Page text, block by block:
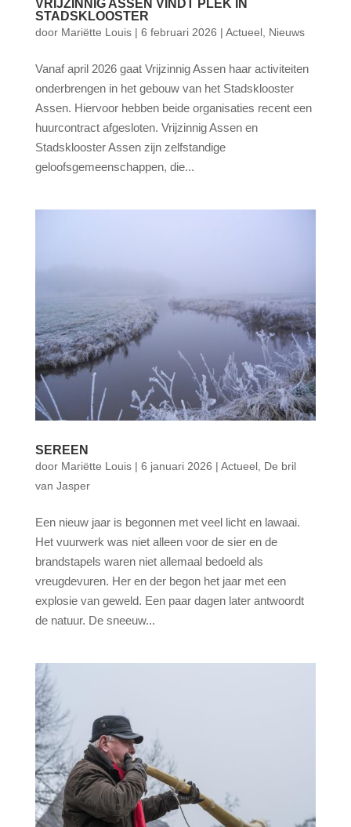
VRIJZINNIG ASSEN VINDT PLEK IN
STADSKLOOSTER
door Mariëtte Louis| 6 februari 2026 | Actueel, Nieuws
Vanaf april 2026 gaat Vrijzinnig Assen haar activiteiten
onderbrengen in het gebouw van het Stadsklooster
Assen. Hiervoor hebben beide organisaties recent een
huurcontract afgesloten. Vrijzinnig Assen en
Stadsklooster Assen zijn zelfstandige
geloofsgemeenschappen, die...
SEREEN
door Mariëtte Louis| 6 januari 2026 | Actueel, De bril
van Jasper
Een nieuw jaar is begonnen met veel licht en lawaai.
Het vuurwerk was niet alleen voor de sier en de
brandstapels waren niet allemaal bedoeld als
vreugdevuren. Her en der begon het jaar met een
explosie van geweld. Een paar dagen later antwoordt
de natuur. De sneeuw...